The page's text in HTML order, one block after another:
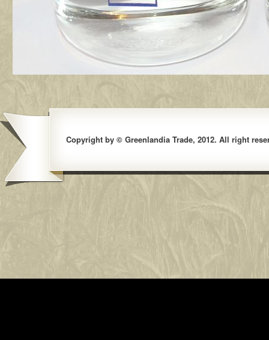
Copyright by © Greenlandia Trade, 2012. All right